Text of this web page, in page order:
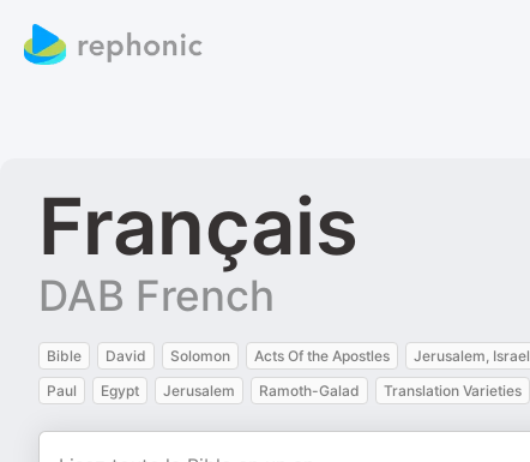
Français
DAB French
Bible David Solomon Acts Of the Apostles Jerusalem, Israel
Paul
Egypt Jerusalem Ramoth-Galad Translation Varieties